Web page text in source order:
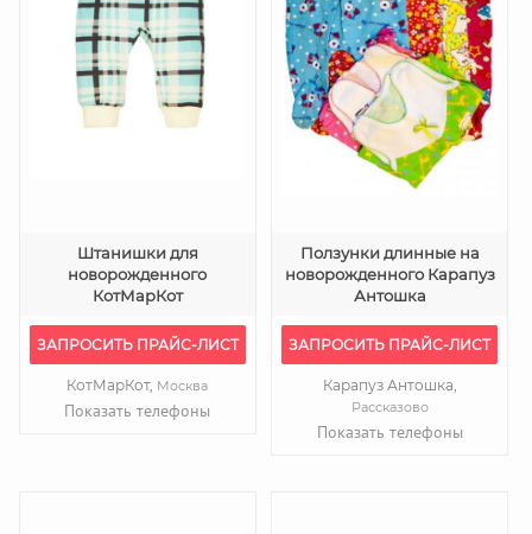
Штанишки для
новорожденного
КотМарКот
ЗАПРОСИТЬ ПРАЙС-ЛИСТ
КотМарКот, Москва
Показать телефоны
Ползунки длинные на
новорожденного Карапуз
Антошка
ЗАПРОСИТЬ ПРАЙС-ЛИСТ
Карапуз Антошка,
Рассказово
Показать телефоны